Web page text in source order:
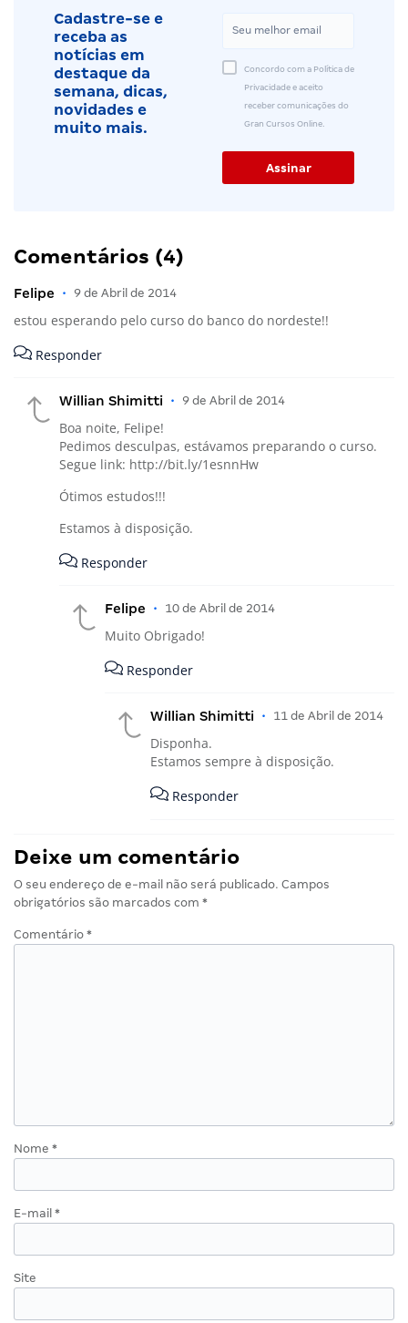
Cadastre-se e
receba as
notícias em
destaque da
semana, dicas,
novidades e
muito mais.
Concordo com a Política de
Privacidade e aceito
receber comunicações do
Gran Cursos Online.
Comentários (4)
Felipe • 9 de Abril de 2014
estou esperando pelo curso do banco do nordeste!!
Responder
Willian Shimitti • 9 de Abril de 2014
Boa noite, Felipe!
Pedimos desculpas, estávamos preparando o curso.
Segue link: http://bit.ly/1esnnHw
Ótimos estudos!!!
Estamos à disposição.
Responder
Felipe • 10 de Abril de 2014
Muito Obrigado!
Responder
Willian Shimitti • 11 de Abril de 2014
Disponha.
Estamos sempre à disposição.
Responder
Deixe um comentário
O seu endereço de e-mail não será publicado. Campos
obrigatórios são marcados com *
Comentário *
Nome *
E-mail *
Site